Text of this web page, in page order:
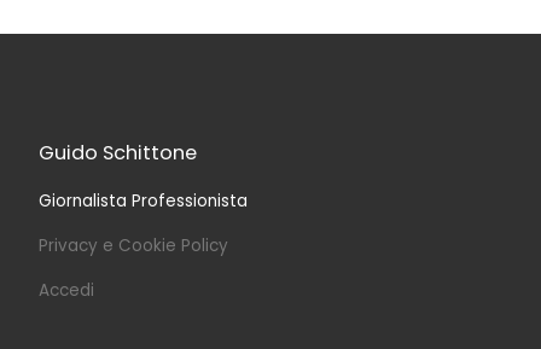
Guido Schittone
Giornalista Professionista
Privacy e Cookie Policy
Accedi